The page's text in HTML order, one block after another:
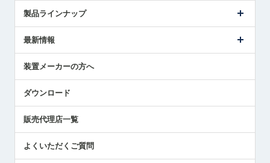
ごあいさつ
受賞履歴
採用情報
国/地域/言語
製品ラインナップ
ツールセッタ製品
エアマイクロセンサ製品
最新情報
メトロールの技術
社員ブログ
中小企業のBCP地震対策
センサのテクニカルガイド
社長ブログ
装置メーカーの方へ
ダウンロード
販売代理店一覧
よくいただくご質問